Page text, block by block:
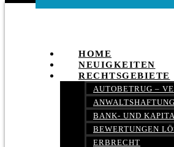
HOME
NEUIGKEITEN
RECHTSGEBIETE
AUTOBETRUG –
BANK- UND
BEWERTUNGEN
ERBRECHT